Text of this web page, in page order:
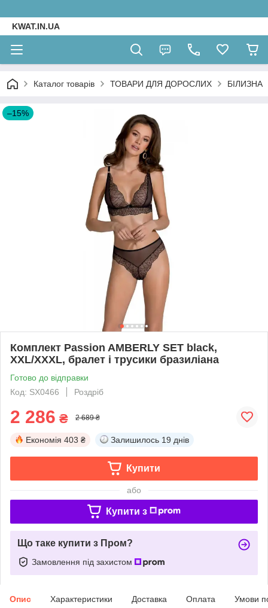
KWAT.IN.UA
Каталог товарів ТОВАРИ ДЛЯ ДОРОСЛИХ БІЛИЗНА
–15%
Комплект Passion AMBERLY SET black,
XXL/XXXL, бралет і трусики бразиліана
Готово до відправки
Код: SX0466
Роздріб
2 286 ₴ 2 689 ₴
Економія 403 ₴ Залишилось 19 днів
Купити
або
Купити з
Що таке купити з Пром?
Замовлення під захистом
Опис Характеристики Доставка Оплата Умови